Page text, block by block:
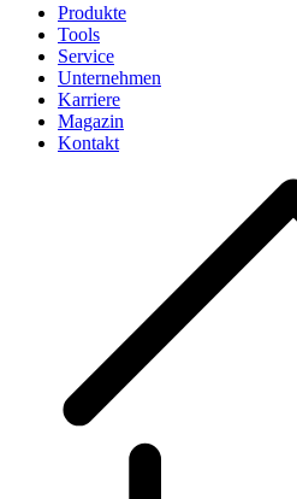
Produkte
Tools
Service
Unternehmen
Karriere
Magazin
Kontakt